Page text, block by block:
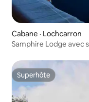
Cabane · Lochcarron
Samphire Lodge avec
Superhôte
Superhôte